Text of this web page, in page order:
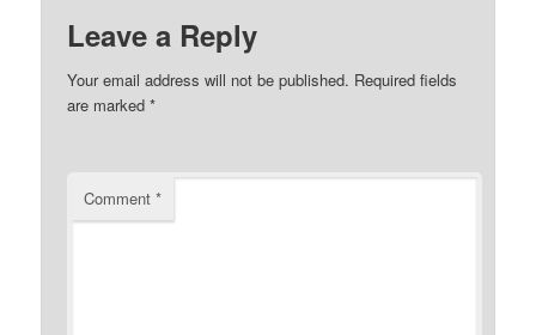
Leave a Reply
Your email address will not be published. Required fields
are marked*
Comment*